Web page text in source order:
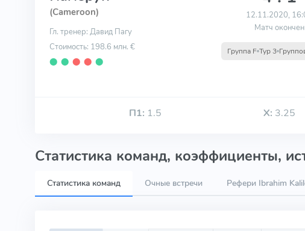
(Cameroon)
Гл. тренер: Давид Пагу
Стоимость: 198.6 млн. €
⬤ ⬤ ⬤ ⬤ ⬤
12.11.2020,
Матч окончен
Группа F Тур 3
П1: 1.5 Х: 3.25
Статистика команд, коэффициенты,
Статистика команд Очные встречи Рефери Ibrahim